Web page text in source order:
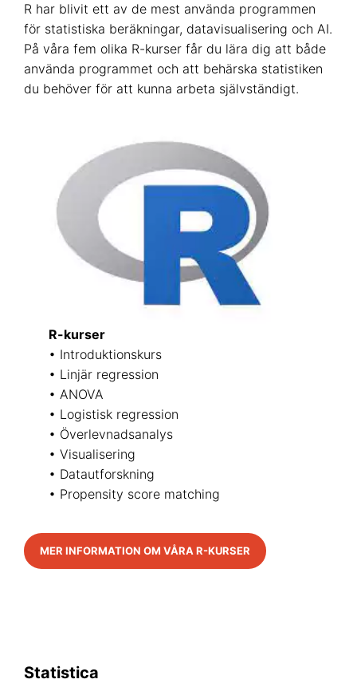
R har blivit ett av de mest använda programmen
för statistiska beräkningar, datavisualisering och AI.
På våra fem olika R-kurser får du lära dig att både
använda programmet och att behärska statistiken
du behöver för att kunna arbeta självständigt.
R-kurser
• Introduktionskurs
• Linjär regression
• ANOVA
• Logistisk regression
• Överlevnadsanalys
• Visualisering
• Datautforskning
• Propensity score matching
MER INFORMATION OM VÅRA R-KURSER
Statistica